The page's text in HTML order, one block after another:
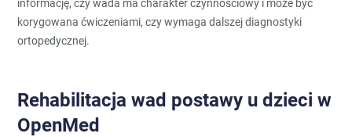
informację, czy wada ma charakter czynnościowy i może być
korygowana ćwiczeniami, czy wymaga dalszej diagnostyki
ortopedycznej.
Rehabilitacja wad postawy u dzieci w
OpenMed